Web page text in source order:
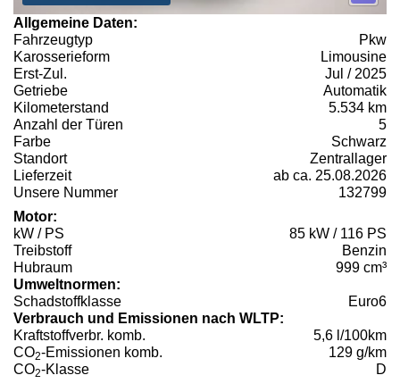
Allgemeine Daten:
Fahrzeugtyp
Pkw
Karosserieform
Limousine
Erst-Zul.
Jul / 2025
Getriebe
Automatik
Kilometerstand
5.534 km
Anzahl der Türen
5
Farbe
Schwarz
Standort
Zentrallager
Lieferzeit
ab ca. 25.08.2026
Unsere Nummer
132799
Motor:
kW / PS
85 kW / 116 PS
Treibstoff
Benzin
Hubraum
999 cm³
Umweltnormen:
Schadstoffklasse
Euro6
Verbrauch und Emissionen nach WLTP:
Kraftstoffverbr. komb.
5,6 l/100km
CO2-Emissionen komb.
129 g/km
CO2-Klasse D